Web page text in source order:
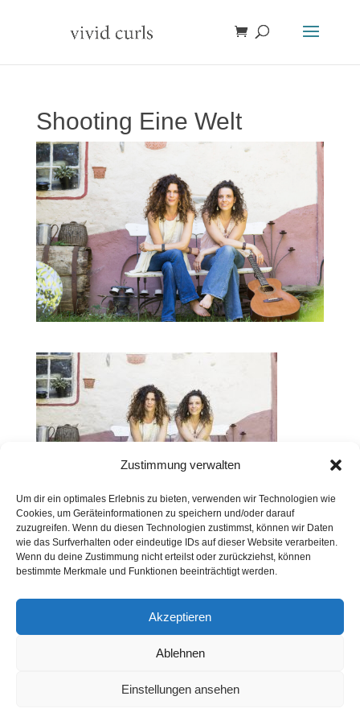
Zustimmung verwalten
Um dir ein optimales Erlebnis zu bieten, verwenden wir Technologien wie
Cookies, um Geräteinformationen zu speichern und/oder darauf
zuzugreifen. Wenn du diesen Technologien zustimmst, können wir Daten
wie das Surfverhalten oder eindeutige IDs auf dieser Website verarbeiten.
Wenn du deine Zustimmung nicht erteilst oder zurückziehst, können
bestimmte Merkmale und Funktionen beeinträchtigt werden.
Akzeptieren
Ablehnen
Einstellungen ansehen
Shooting Eine Welt
Kontakt Presse Impressum
Haftung
Widerruf
Webdesign: 2024 by Markus Komposch
© Copyright 2024 by www.vivid-curls.de - All rights